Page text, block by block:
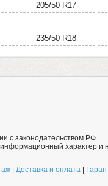
205/50 R17
235/50 R18
с законодательством РФ.
характер и
| Доставка и оплата|